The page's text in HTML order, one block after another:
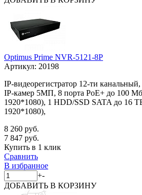
Optimus Prime NVR-5121-8P
Артикул: 20198
IP-видеорегистратор 12-ти
IP-камер 5МП, 8 порта PoE+ до 100
1920*1080), 1 HDD/SSD SATA до 16
1920*1080),
8 260 руб.
7 847 руб.
Купить в 1 клик
Сравнить
В избранное
+-
ДОБАВИТЬ В КОРЗИНУ